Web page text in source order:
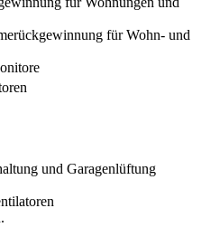
für Wohn- und
und Garagenlüftung